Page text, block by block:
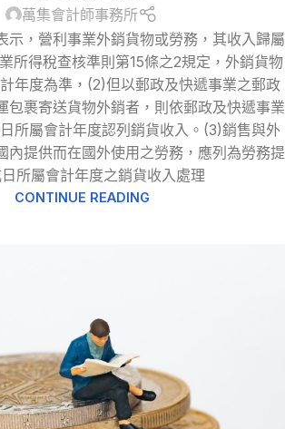
萬集會計師事務所
示，營利事業外銷貨物或勞務，其收入歸屬
所得稅查核準則第15條之2規定，外銷貨物
年度為準，(2)但以郵政及快遞事業之郵政
包裹寄送貨物外銷者，則依郵政及快遞事業
所屬會計年度認列銷貨收入。(3)銷售與外
內提供而在國外使用之勞務，應列為勞務提
所屬會計年度之銷貨收入處理
CONTINUE READING